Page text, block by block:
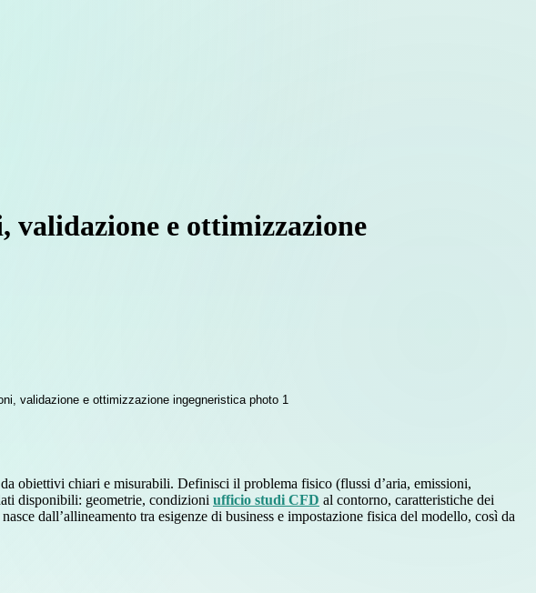
e ottimizzazione
obiettivi chiari e misurabili. Definisci il problema fisico (flussi d’aria, emissioni,
disponibili: geometrie, condizioni ufficio studi CFD al contorno, caratteristiche dei
dall’allineamento tra esigenze di business e impostazione fisica del modello, così da